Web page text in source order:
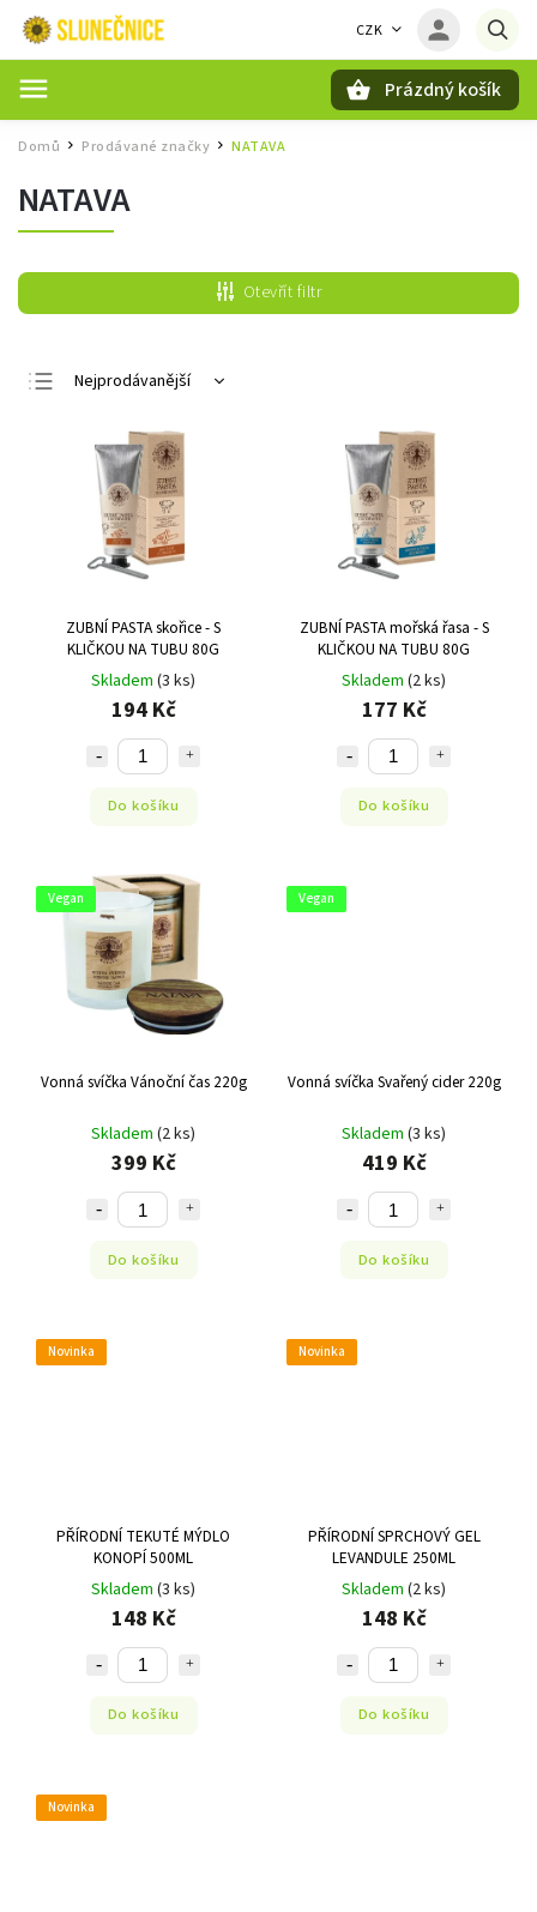
CZK
Prázdný košík
Domů / Prodávané značky / NATAVA
NATAVA
Otevřít filtr
Nejprodávanější
Nejdražší
Abecedně
ZUBNÍ PASTA skořice - S
KLIČKOU NA TUBU 80G
Skladem (3 ks)
194 Kč
Do košíku
ZUBNÍ PASTA mořská řasa - S
KLIČKOU NA TUBU 80G
Skladem (2 ks)
177 Kč
Do košíku
Vegan
Vonná svíčka Vánoční čas 220g
Skladem (2 ks)
399 Kč
Do košíku
Vegan
Vonná svíčka Svařený cider 220g
Skladem (3 ks)
419 Kč
Do košíku
Novinka
PŘÍRODNÍ TEKUTÉ MÝDLO
KONOPÍ 500ML
Skladem (3 ks)
148 Kč
Do košíku
Novinka
PŘÍRODNÍ SPRCHOVÝ GEL
LEVANDULE 250ML
Skladem (2 ks)
148 Kč
Do košíku
Novinka